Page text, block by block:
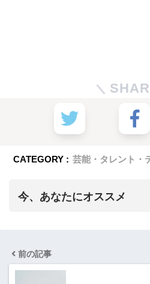
CATEGORY : 芸能・タレント・
今、あなたにオススメ
前の記事